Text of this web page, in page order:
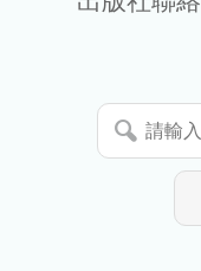
暫
停
請
輸